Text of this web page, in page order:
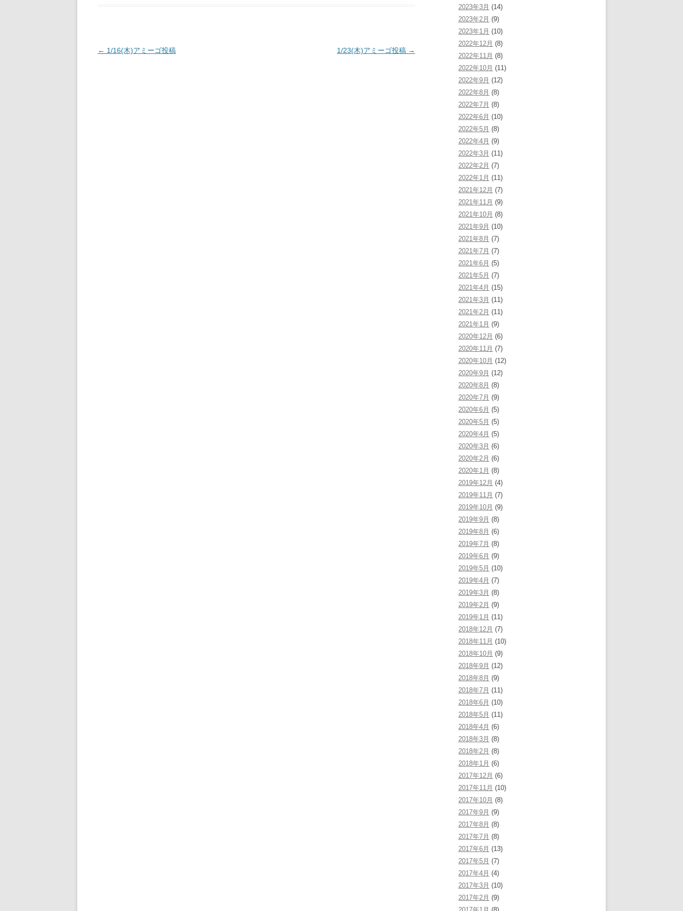
投
← 1/16(木)アミーゴ投稿 1/23(木)アミーゴ投稿 →
2023年3月 (14)
2023年2月 (9)
2023年1月 (10)
2022年12月 (8)
2022年11月 (8)
2022年10月 (11)
2022年9月 (12)
2022年8月 (8)
2022年7月 (8)
2022年6月 (10)
2022年5月 (8)
2022年4月 (9)
2022年3月 (11)
2022年2月 (7)
2022年1月 (11)
2021年12月 (7)
2021年11月 (9)
2021年10月 (8)
2021年9月 (10)
2021年8月 (7)
2021年7月 (7)
2021年6月 (5)
2021年5月 (7)
2021年4月 (15)
2021年3月 (11)
2021年2月 (11)
2021年1月 (9)
2020年12月 (6)
2020年11月 (7)
2020年10月 (12)
2020年9月 (12)
2020年8月 (8)
2020年7月 (9)
2020年6月 (5)
2020年5月 (5)
2020年4月 (5)
2020年3月 (6)
2020年2月 (6)
2020年1月 (8)
2019年12月 (4)
2019年11月 (7)
2019年10月 (9)
2019年9月 (8)
2019年8月 (6)
2019年7月 (8)
2019年6月 (9)
2019年5月 (10)
2019年4月 (7)
2019年3月 (8)
2019年2月 (9)
2019年1月 (11)
2018年12月 (7)
2018年11月 (10)
2018年10月 (9)
2018年9月 (12)
2018年8月 (9)
2018年7月 (11)
2018年6月 (10)
2018年5月 (11)
2018年4月 (6)
2018年3月 (8)
2018年2月 (8)
2018年1月 (6)
2017年12月 (6)
2017年11月 (10)
2017年10月 (8)
2017年9月 (9)
2017年8月 (8)
2017年7月 (8)
2017年6月 (13)
2017年5月 (7)
2017年4月 (4)
2017年3月 (10)
2017年2月 (9)